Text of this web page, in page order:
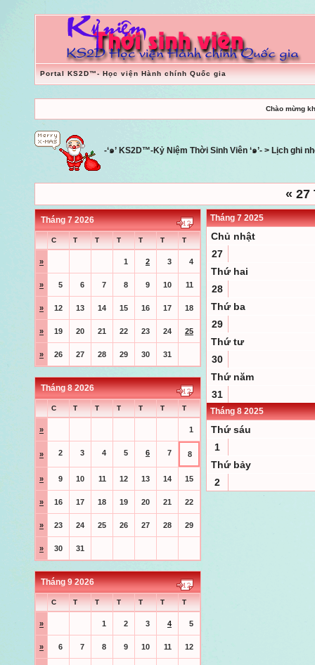
Portal KS2D™- Học viện Hành chính Quốc gia
Chào mừng
-‘๑’ KS2D™-Kỷ Niệm Thời Sinh Viên ‘๑’- > Lịch ghi
« 27
Tháng 7 2026
C T T T T T T
» 1 2 3 4
» 5 6 7 8 9 10 11
» 12 13 14 15 16 17 18
» 19 20 21 22 23 24 25
» 26 27 28 29 30 31
Tháng 8 2026
C T T T T T T
» 1
» 2 3 4 5 6 7 8
» 9 10 11 12 13 14 15
» 16 17 18 19 20 21 22
» 23 24 25 26 27 28 29
» 30 31
Tháng 9 2026
C T T T T T T
» 1 2 3 4 5
» 6 7 8 9 10 11 12
Tháng 7 2025
Chủ nhật
27
Thứ hai
28
Thứ ba
29
Thứ tư
30
Thứ năm
31
Tháng 8 2025
Thứ sáu
1
Thứ bảy
2